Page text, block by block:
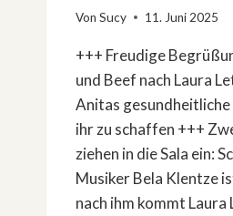
Von Sucy 11. Juni 2025
+++ Freudige
und Beef nach Laura
Anitas
ihr zu schaffen +++
ziehen in die Sala ein:
Musiker Bela Klentze
nach ihm kommt